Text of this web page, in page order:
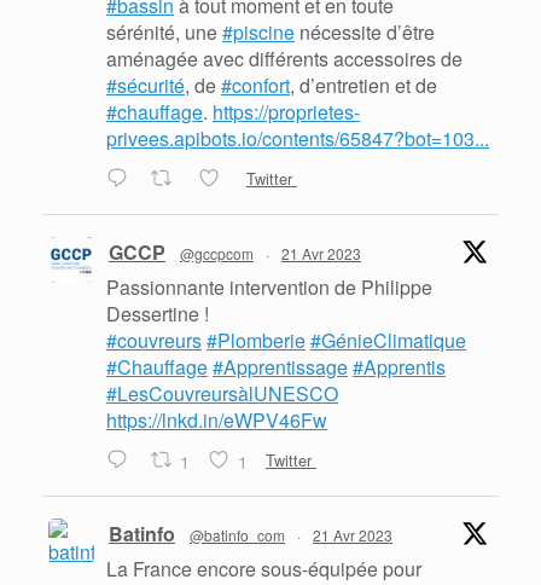
#bassin à tout moment et en toute
sérénité, une#piscine nécessite d’être
aménagée avec différents accessoires de
#sécurité, de#confort, d’entretien et de
#chauffage. https://proprietes-
privees.apibots.io/contents/65847?bot=103...
Twitter
GCCP @gccpcom · 21 Avr 2023
Passionnante intervention de Philippe
Dessertine !
#couvreurs#Plomberie#GénieClimatique
#Chauffage#Apprentissage#Apprentis
#LesCouvreursàlUNESCO
https://lnkd.in/eWPV46Fw
1 1 Twitter
Batinfo @batinfo_com · 21 Avr 2023
La France encore sous-équipée pour